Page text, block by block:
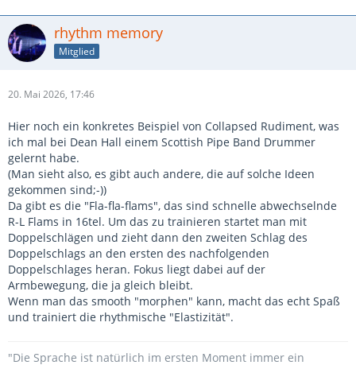
rhythm memory
Mitglied
20. Mai 2026, 17:46
Hier noch ein konkretes Beispiel von Collapsed Rudiment, was
ich mal bei Dean Hall einem Scottish Pipe Band Drummer
gelernt habe.
(Man sieht also, es gibt auch andere, die auf solche Ideen
gekommen sind;-))
Da gibt es die "Fla-fla-flams", das sind schnelle abwechselnde
R-L Flams in 16tel. Um das zu trainieren startet man mit
Doppelschlägen und zieht dann den zweiten Schlag des
Doppelschlags an den ersten des nachfolgenden
Doppelschlages heran. Fokus liegt dabei auf der
Armbewegung, die ja gleich bleibt.
Wenn man das smooth "morphen" kann, macht das echt Spaß
und trainiert die rhythmische "Elastizität".
"Die Sprache ist natürlich im ersten Moment immer ein